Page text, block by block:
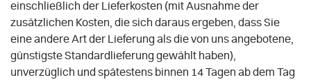
einschließlich der Lieferkosten (mit Ausnahme der
zusätzlichen Kosten, die sich daraus ergeben, dass Sie
eine andere Art der Lieferung als die von uns angebotene,
günstigste Standardlieferung gewählt haben),
unverzüglich und spätestens binnen 14Tagen ab dem Tag